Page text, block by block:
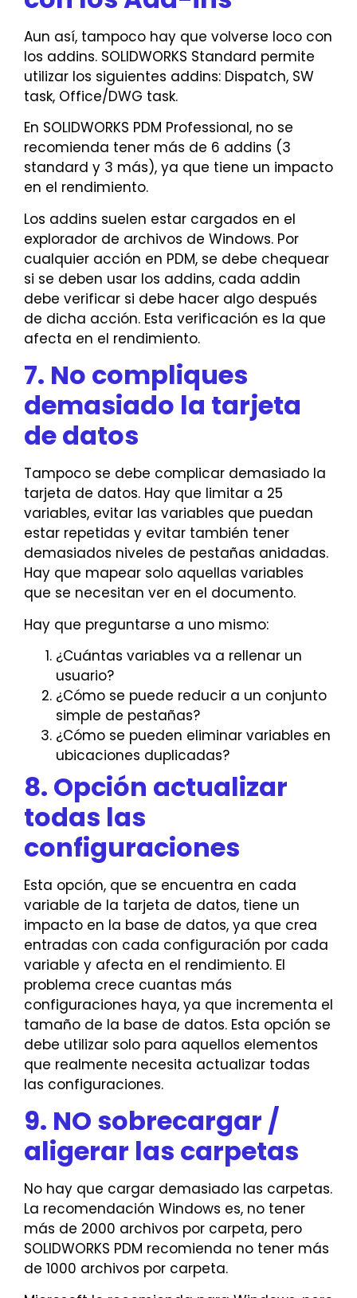
Aun así, tampoco hay que volverse loco con
los addins. SOLIDWORKS Standard permite
utilizar los siguientes addins: Dispatch, SW
task, Office/DWG task.
En SOLIDWORKS PDM Professional, no se
recomienda tener más de 6 addins (3
standard y 3 más), ya que tiene un impacto
en el rendimiento.
Los addins suelen estar cargados en el
explorador de archivos de Windows. Por
cualquier acción en PDM, se debe chequear
si se deben usar los addins, cada addin
debe verificar si debe hacer algo después
de dicha acción. Esta verificación es la que
afecta en el rendimiento.
7. No compliques
demasiado la tarjeta
de datos
Tampoco se debe complicar demasiado la
tarjeta de datos. Hay que limitar a 25
variables, evitar las variables que puedan
estar repetidas y evitar también tener
demasiados niveles de pestañas anidadas.
Hay que mapear solo aquellas variables
que se necesitan ver en el documento.
Hay que preguntarse a uno mismo:
¿Cuántas variables va a rellenar un
usuario?
¿Cómo se puede reducir a un conjunto
simple de pestañas?
¿Cómo se pueden eliminar variables en
ubicaciones duplicadas?
8. Opción actualizar
todas las
configuraciones
Esta opción, que se encuentra en cada
variable de la tarjeta de datos, tiene un
impacto en la base de datos, ya que crea
entradas con cada configuración por cada
variable y afecta en el rendimiento. El
problema crece cuantas más
configuraciones haya, ya que incrementa el
tamaño de la base de datos. Esta opción se
debe utilizar solo para aquellos elementos
que realmente necesita actualizar todas
las configuraciones.
9. NO sobrecargar /
aligerar las carpetas
No hay que cargar demasiado las carpetas.
La recomendación Windows es, no tener
más de 2000 archivos por carpeta, pero
SOLIDWORKS PDM recomienda no tener más
de 1000 archivos por carpeta.